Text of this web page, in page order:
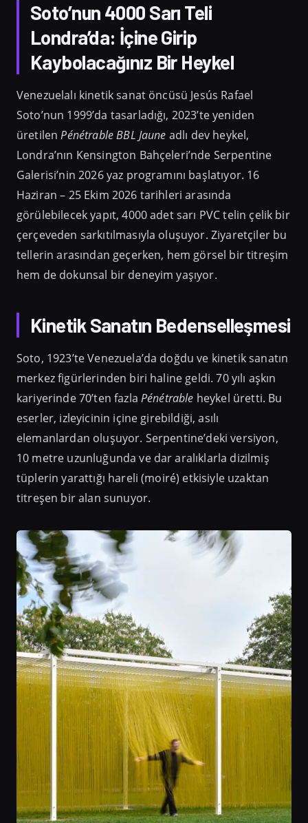
Soto’nun 4000 Sarı Teli
Londra’da: İçine Girip
Kaybolacağınız Bir Heykel
Venezuelalı kinetik sanat öncüsü Jesús Rafael
Soto’nun 1999’da tasarladığı, 2023’te yeniden
üretilenPénétrable BBL Jaune adlı dev heykel,
Londra’nın Kensington Bahçeleri’nde Serpentine
Galerisi’nin 2026 yaz programını başlatıyor. 16
Haziran – 25 Ekim 2026 tarihleri arasında
görülebilecek yapıt, 4000 adet sarı PVC telin çelik bir
çerçeveden sarkıtılmasıyla oluşuyor. Ziyaretçiler bu
tellerin arasından geçerken, hem görsel bir titreşim
hem de dokunsal bir deneyim yaşıyor.
Kinetik Sanatın Bedenselleşmesi
Soto, 1923’te Venezuela’da doğdu ve kinetik sanatın
merkez figürlerinden biri haline geldi. 70 yılı aşkın
kariyerinde 70’ten fazlaPénétrable heykel üretti. Bu
eserler, izleyicinin içine girebildiği, asılı
elemanlardan oluşuyor. Serpentine’deki versiyon,
10 metre uzunluğunda ve dar aralıklarla dizilmiş
tüplerin yarattığı hareli (moiré) etkisiyle uzaktan
titreşen bir alan sunuyor.